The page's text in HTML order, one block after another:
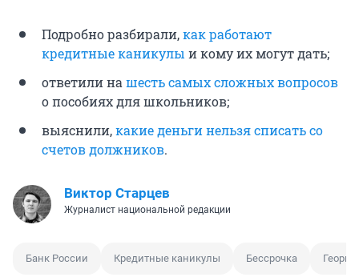
Подробно разбирали,как работают
кредитные каникулы и кому их могут дать;
ответили на шесть самых сложных вопросов
о пособиях для школьников;
выяснили,какие деньги нельзя списать со
счетов должников.
Виктор Старцев
Журналист национальной редакции
Банк России Кредитные каникулы Бессрочка